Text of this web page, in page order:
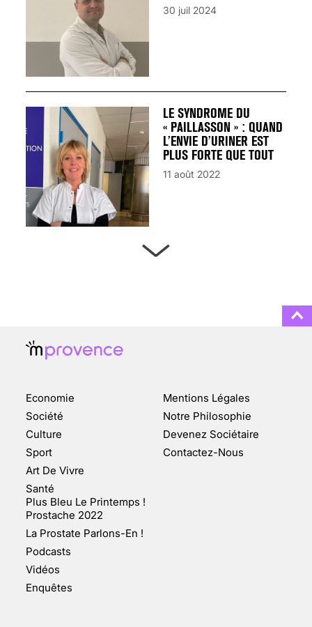
30 juil 2024
LE SYNDROME DU
« PAILLASSON » : QUAND
L’ENVIE D’URINER EST
PLUS FORTE QUE TOUT
11 août 2022
CHANGEMENT DE SEXE :
DES DEMANDES
TOUJOURS PLUS
NOMBREUSES
Economie
Société
Culture
Sport
Art De Vivre
Santé
Plus Bleu Le Printemps !
Prostache 2022
La Prostate Parlons-En !
Podcasts
Vidéos
Enquêtes
Mentions Légales
Notre Philosophie
Devenez Sociétaire
Contactez-Nous